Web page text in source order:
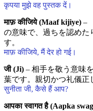
कृपया मुझे वह पुस्तक दें।
माफ़ कीजिये (Maaf kijiye) –
の意味で、過ちを認めた
す。
माफ़ कीजिये, मैं देर हो गई।
जी (Ji) – 相手を敬う意味
葉です。親切かつ礼儀正
सुनीता जी, कैसे हैं आप?
आपका स्वागत है (Aapka